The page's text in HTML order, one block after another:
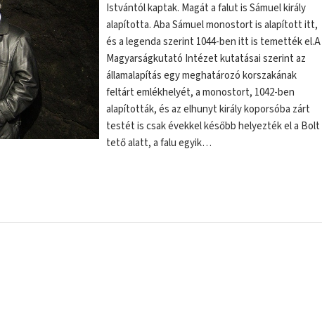
Istvántól kaptak. Magát a falut is Sámuel király
alapította. Aba Sámuel monostort is alapított itt,
és a legenda szerint 1044-ben itt is temették el.A
Magyarságkutató Intézet kutatásai szerint az
államalapítás egy meghatározó korszakának
feltárt emlékhelyét, a monostort, 1042-ben
alapították, és az elhunyt király koporsóba zárt
testét is csak évekkel később helyezték el a Bolt
tető alatt, a falu egyik…